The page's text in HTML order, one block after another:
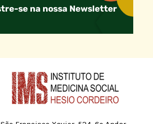
se na nossa Newsletter